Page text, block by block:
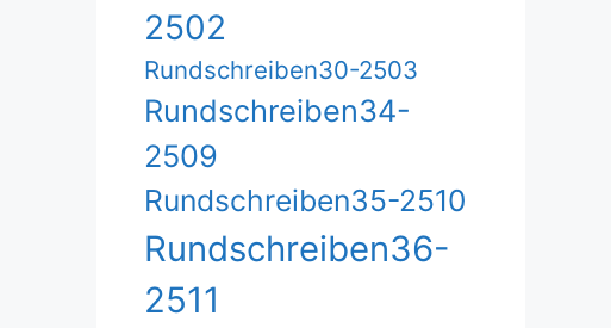
2502
Rundschreiben30-2503
Rundschreiben34-
2509
Rundschreiben35-2510
Rundschreiben36-
2511